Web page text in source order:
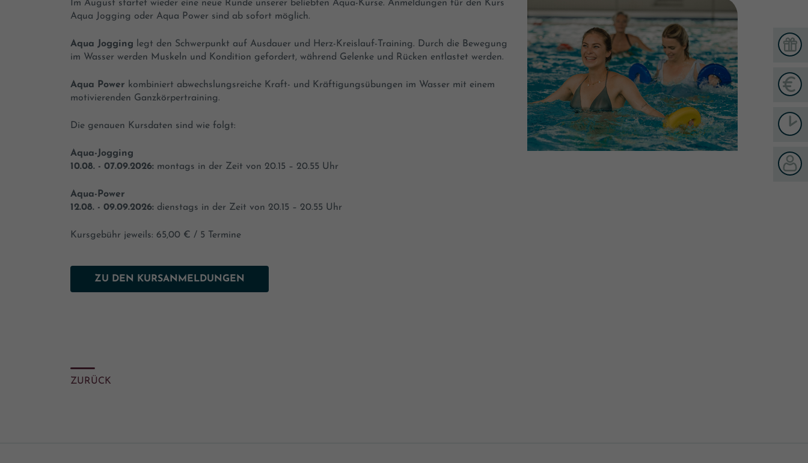
Im August startet wieder eine neue Runde unserer beliebten Aqua-Kurse. Anmeldungen für den Kurs
Aqua Jogging oder Aqua Power sind ab sofort möglich.
Aqua Jogging legt den Schwerpunkt auf Ausdauer und Herz-Kreislauf-Training. Durch die Bewegung
im Wasser werden Muskeln und Kondition gefordert, während Gelenke und Rücken entlastet werden.
Aqua Power kombiniert abwechslungsreiche Kraft- und Kräftigungsübungen im Wasser mit einem
motivierenden Ganzkörpertraining.
Die genauen Kursdaten sind wie folgt:
Aqua-Jogging
10.08. - 07.09.2026: montags in der Zeit von 20.15 – 20.55 Uhr
Aqua-Power
12.08. - 09.09.2026: dienstags in der Zeit von 20.15 – 20.55 Uhr
Kursgebühr jeweils: 65,00 € / 5 Termine
ZU DEN KURSANMELDUNGEN
ZURÜCK